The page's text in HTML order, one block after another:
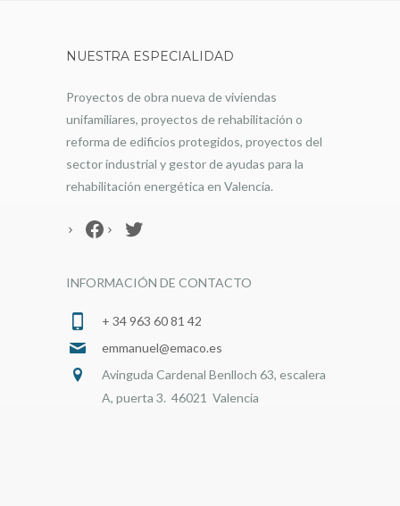
NUESTRA ESPECIALIDAD
Proyectos de obra nueva de viviendas
unifamiliares, proyectos de rehabilitación o
reforma de edificios protegidos, proyectos del
sector industrial y gestor de ayudas para la
rehabilitación energética en Valencia.
Facebook
Twitter
INFORMACIÓN DE CONTACTO
+ 34 963 60 81 42
emmanuel@emaco.es
Avinguda Cardenal Benlloch 63, escalera
A, puerta 3. 46021 Valencia